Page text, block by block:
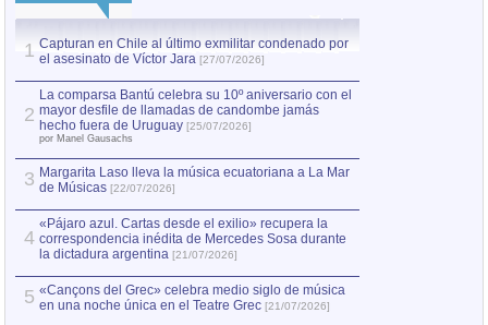
1 Capturan en Chile al último exmilitar condenado por
el asesinato de Víctor Jara [27/07/2026]
2
La comparsa Bantú celebra su 10º aniversario con el
mayor desfile de llamadas de candombe jamás
hecho fuera de Uruguay [25/07/2026]
por Manel Gausachs
3 Margarita Laso lleva la música ecuatoriana a La Mar
de Músicas [22/07/2026]
4
«Pájaro azul. Cartas desde el exilio» recupera la
correspondencia inédita de Mercedes Sosa durante
la dictadura argentina [21/07/2026]
5 «Cançons del Grec» celebra medio siglo de música
en una noche única en el Teatre Grec [21/07/2026]